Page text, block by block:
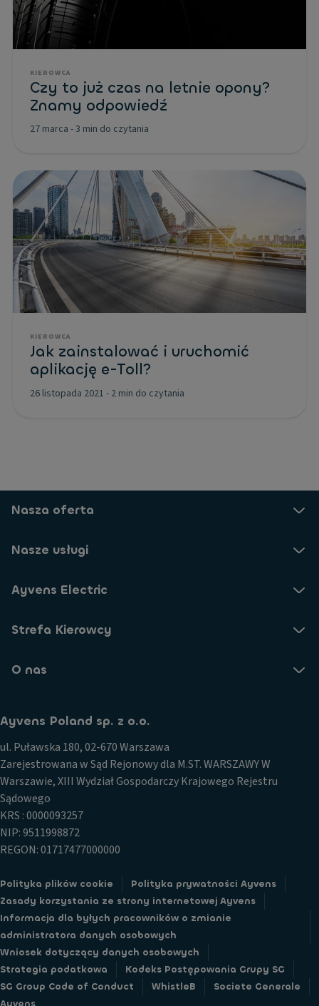
KIEROWCA
Czy to już czas na letnie opony?
Znamy odpowiedź
27 marca -3 min do czytania
KIEROWCA
Jak zainstalować i uruchomić
aplikację e-Toll?
26 listopada 2021 - 2 min do czytania
Nasza oferta
Nasze usługi
Ayvens Electric
Strefa Kierowcy
O nas
Ayvens Poland sp. z o.o.
ul. Puławska 180, 02-670 Warszawa
Zarejestrowana w Sąd Rejonowy dla M.ST. WARSZAWY W
Warszawie, XIII Wydział Gospodarczy Krajowego Rejestru
Sądowego
KRS : 0000093257
NIP: 9511998872
REGON: 01717477000000
Polityka plików cookie
Polityka prywatności Ayvens
Zasady korzystania ze strony internetowej Ayvens
Informacja dla byłych pracowników o zmianie
administratora danych osobowych
Wniosek dotyczący danych osobowych
Strategia podatkowa
Kodeks Postępowania Grupy SG
SG Group Code of Conduct
WhistleB
Societe Generale
Ayvens